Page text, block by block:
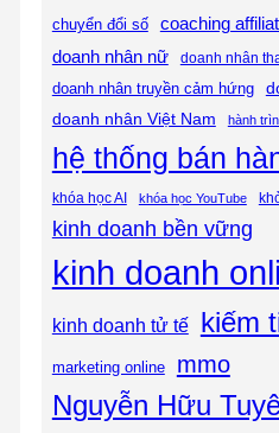
chuyển đổi số coaching
doanh nhân nữ doanh nhân
doanh nhân truyền cảm hứng
doanh nhân Việt Nam
hành
hệ thống bán
khóa học AI khóa học YouTube
kinh doanh bền vững
kinh doanh
kinh doanh tử tế kiếm
marketing online mmo
Nguyễn Hữu